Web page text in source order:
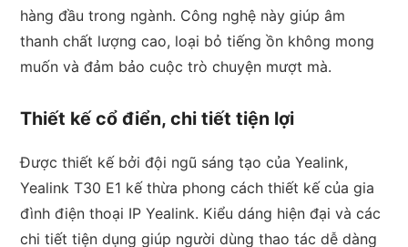
hàng đầu trong ngành. Công nghệ này giúp âm
thanh chất lượng cao, loại bỏ tiếng ồn không mong
muốn và đảm bảo cuộc trò chuyện mượt mà.
Thiết kế cổ điển, chi tiết tiện lợi
Được thiết kế bởi đội ngũ sáng tạo của Yealink,
Yealink T30 E1 kế thừa phong cách thiết kế của gia
đình điện thoại IP Yealink. Kiểu dáng hiện đại và các
chi tiết tiện dụng giúp người dùng thao tác dễ dàng